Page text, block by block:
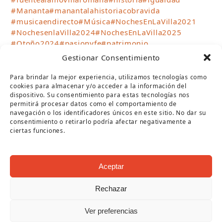
Gestionar Consentimiento
Para brindar la mejor experiencia, utilizamos tecnologías como
cookies para almacenar y/o acceder a la información del
dispositivo. Su consentimiento para estas tecnologías nos
permitirá procesar datos como el comportamiento de
navegación o los identificadores únicos en este sitio. No dar su
consentimiento o retirarlo podría afectar negativamente a
ciertas funciones.
Aceptar
Rechazar
Ver preferencias
#Mananta#manantalahistoriacobravida
#musicaendirecto#Música#NochesEnLaVilla2021
#NochesenlaVilla2024#NochesEnLaVilla2025
#Otoño2024#pasionyfe#patrimonio
#patrimonioindustrial
#puentegenil
#SemanaSanta
#teatro#teatrocirco#TurismoPuenteGenil
#verano2023#Verano2024#verano2025
#Verano2026#VillaRomanaFuenteÁlamo
#visitasguiadas#VisitPuenteGenil
#WhereTheSunBecomesSweet
(deprecated)